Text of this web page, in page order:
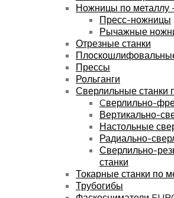
Ножницы по металлу
Пресс-ножницы
Рычажные
Отрезные станки
Прессы
Рольганги
Сверлильные станки
Cверлильно-
Вертикально-
Настольные
Радиально-
Сверлильно-
станки
Токарные станки по
Трубогибы